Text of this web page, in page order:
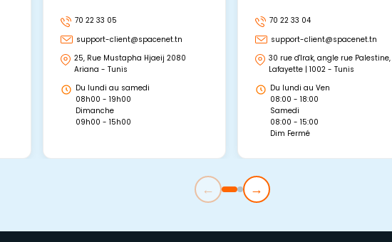
70 22 33 05
support-client@spacenet.tn
25, Rue Mustapha Hjaeij 2080
Ariana - Tunis
Du lundi au samedi
08h00 - 19h00
Dimanche
09h00 - 15h00
70 22 33 04
support-client@spacenet.tn
30 rue d'Irak, angle rue Palestine,
Lafayette | 1002 - Tunis
Du lundi au Ven
08:00 - 18:00
Samedi
08:00 - 15:00
Dim Fermé
← →